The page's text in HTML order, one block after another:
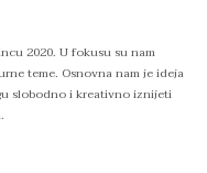
2020. U fokusu su nam
teme. Osnovna nam je ideja
slobodno i kreativno iznijeti